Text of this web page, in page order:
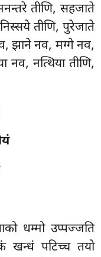
तीणि, सहजाते
तीणि, पुरेजाते
झाने नव, मग्गे नव,
नव, नत्थिया तीणि,
धम्मो उप्पज्जति
खन्धं पटिच्च तयो